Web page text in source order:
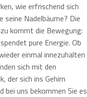
wie erfrischend sich
seine Nadelbäume? Die
kommt die Bewegung:
pure Energie. Ob
einmal innezuhalten
sich mit den
der sich ins Gehirn
bei uns bekommen Sie es